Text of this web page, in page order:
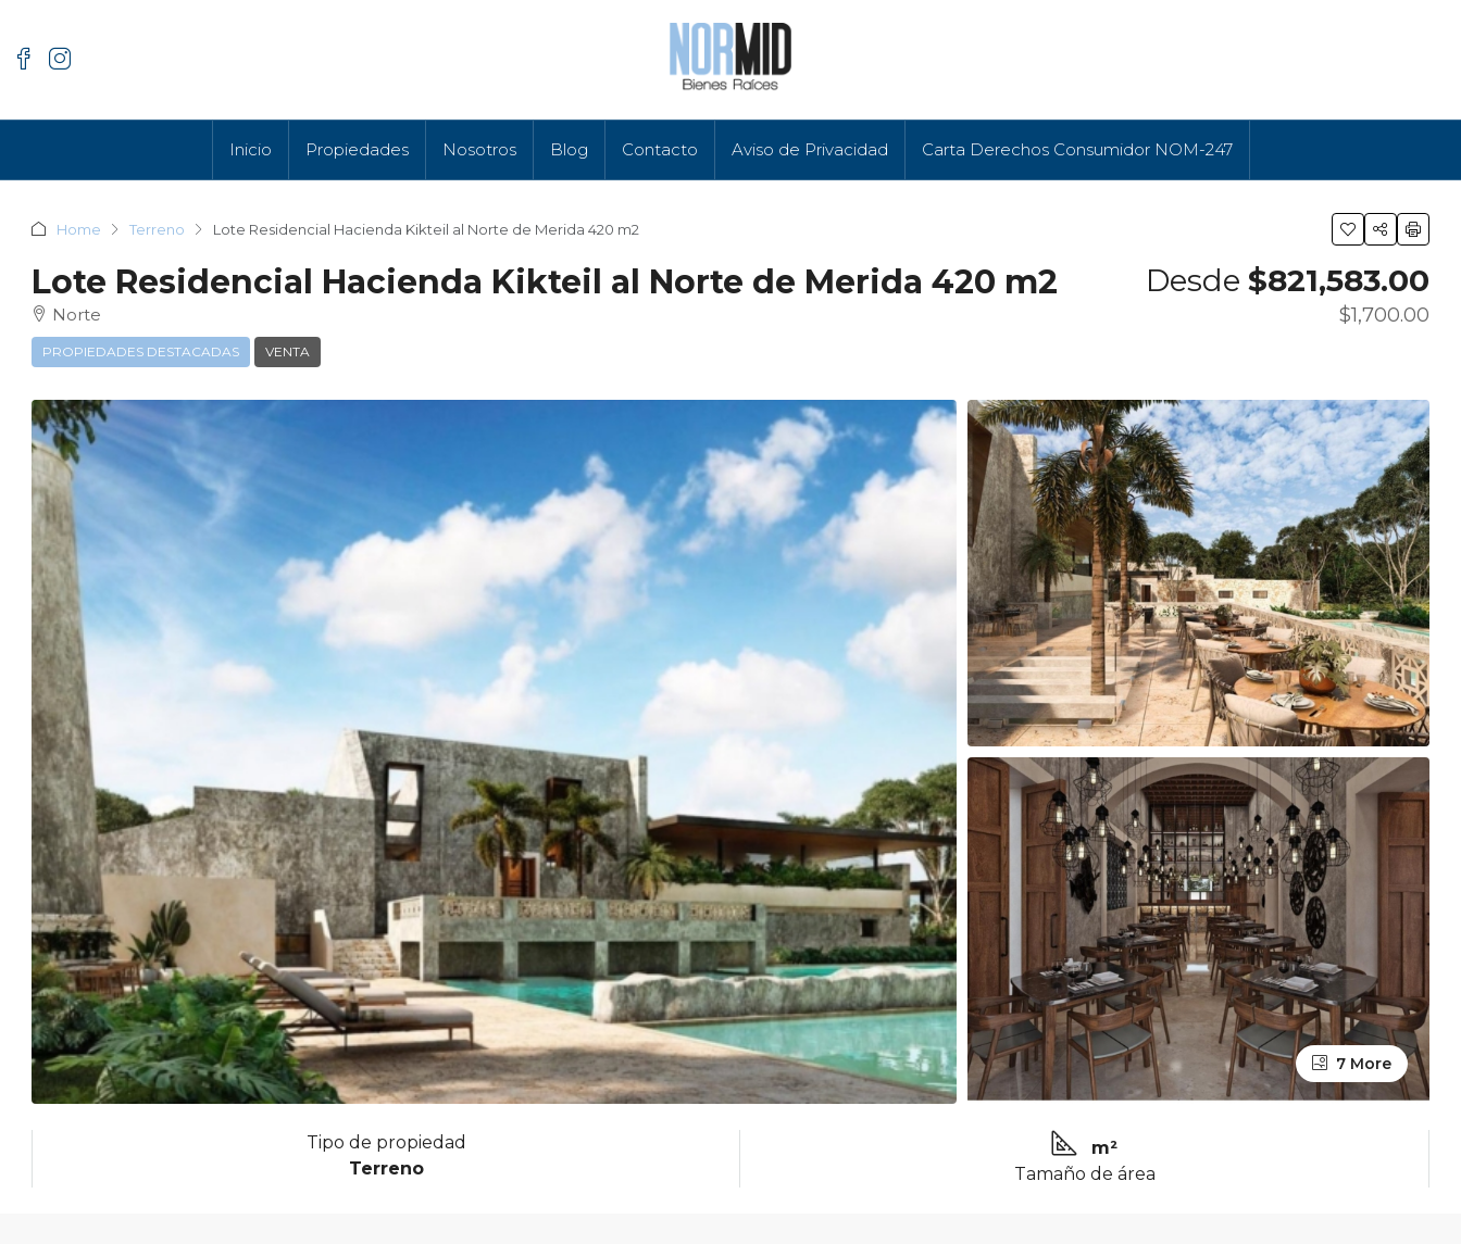
Inicio Propiedades Nosotros Blog Contacto Aviso de Privacidad Carta Derechos Consumidor NOM-247
Home Terreno Lote Residencial Hacienda Kikteil al Norte de Merida 420 m2
Lote Residencial Hacienda Kikteil al Norte de Merida 420 m2
Norte
PROPIEDADES DESTACADAS VENTA
Desde $821,583.00
$1,700.00
7 More
Tipo de propiedad
Terreno
m²
Tamaño de área